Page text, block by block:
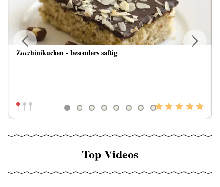
Zucchinikuchen - besonders saftig
Previous
Top Videos